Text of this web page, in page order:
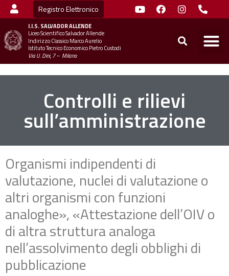
Registro Elettronico
I.I.S.SALVADOR ALLENDE
Liceo Scientifico Salvador Allende
Indirizzo Classico Marco Aurelio
Istituto Tecnico Economico Pietro Custodi
Via U. Dini, 7 – Milano
Controlli e rilievi
sull’amministrazione
Organismi indipendenti di
valutazione, nuclei di valutazione o
altri organismi con funzioni
analoghe», «Attestazione dell’OIV o
di altra struttura analoga
nell’assolvimento degli obblighi di
pubblicazione